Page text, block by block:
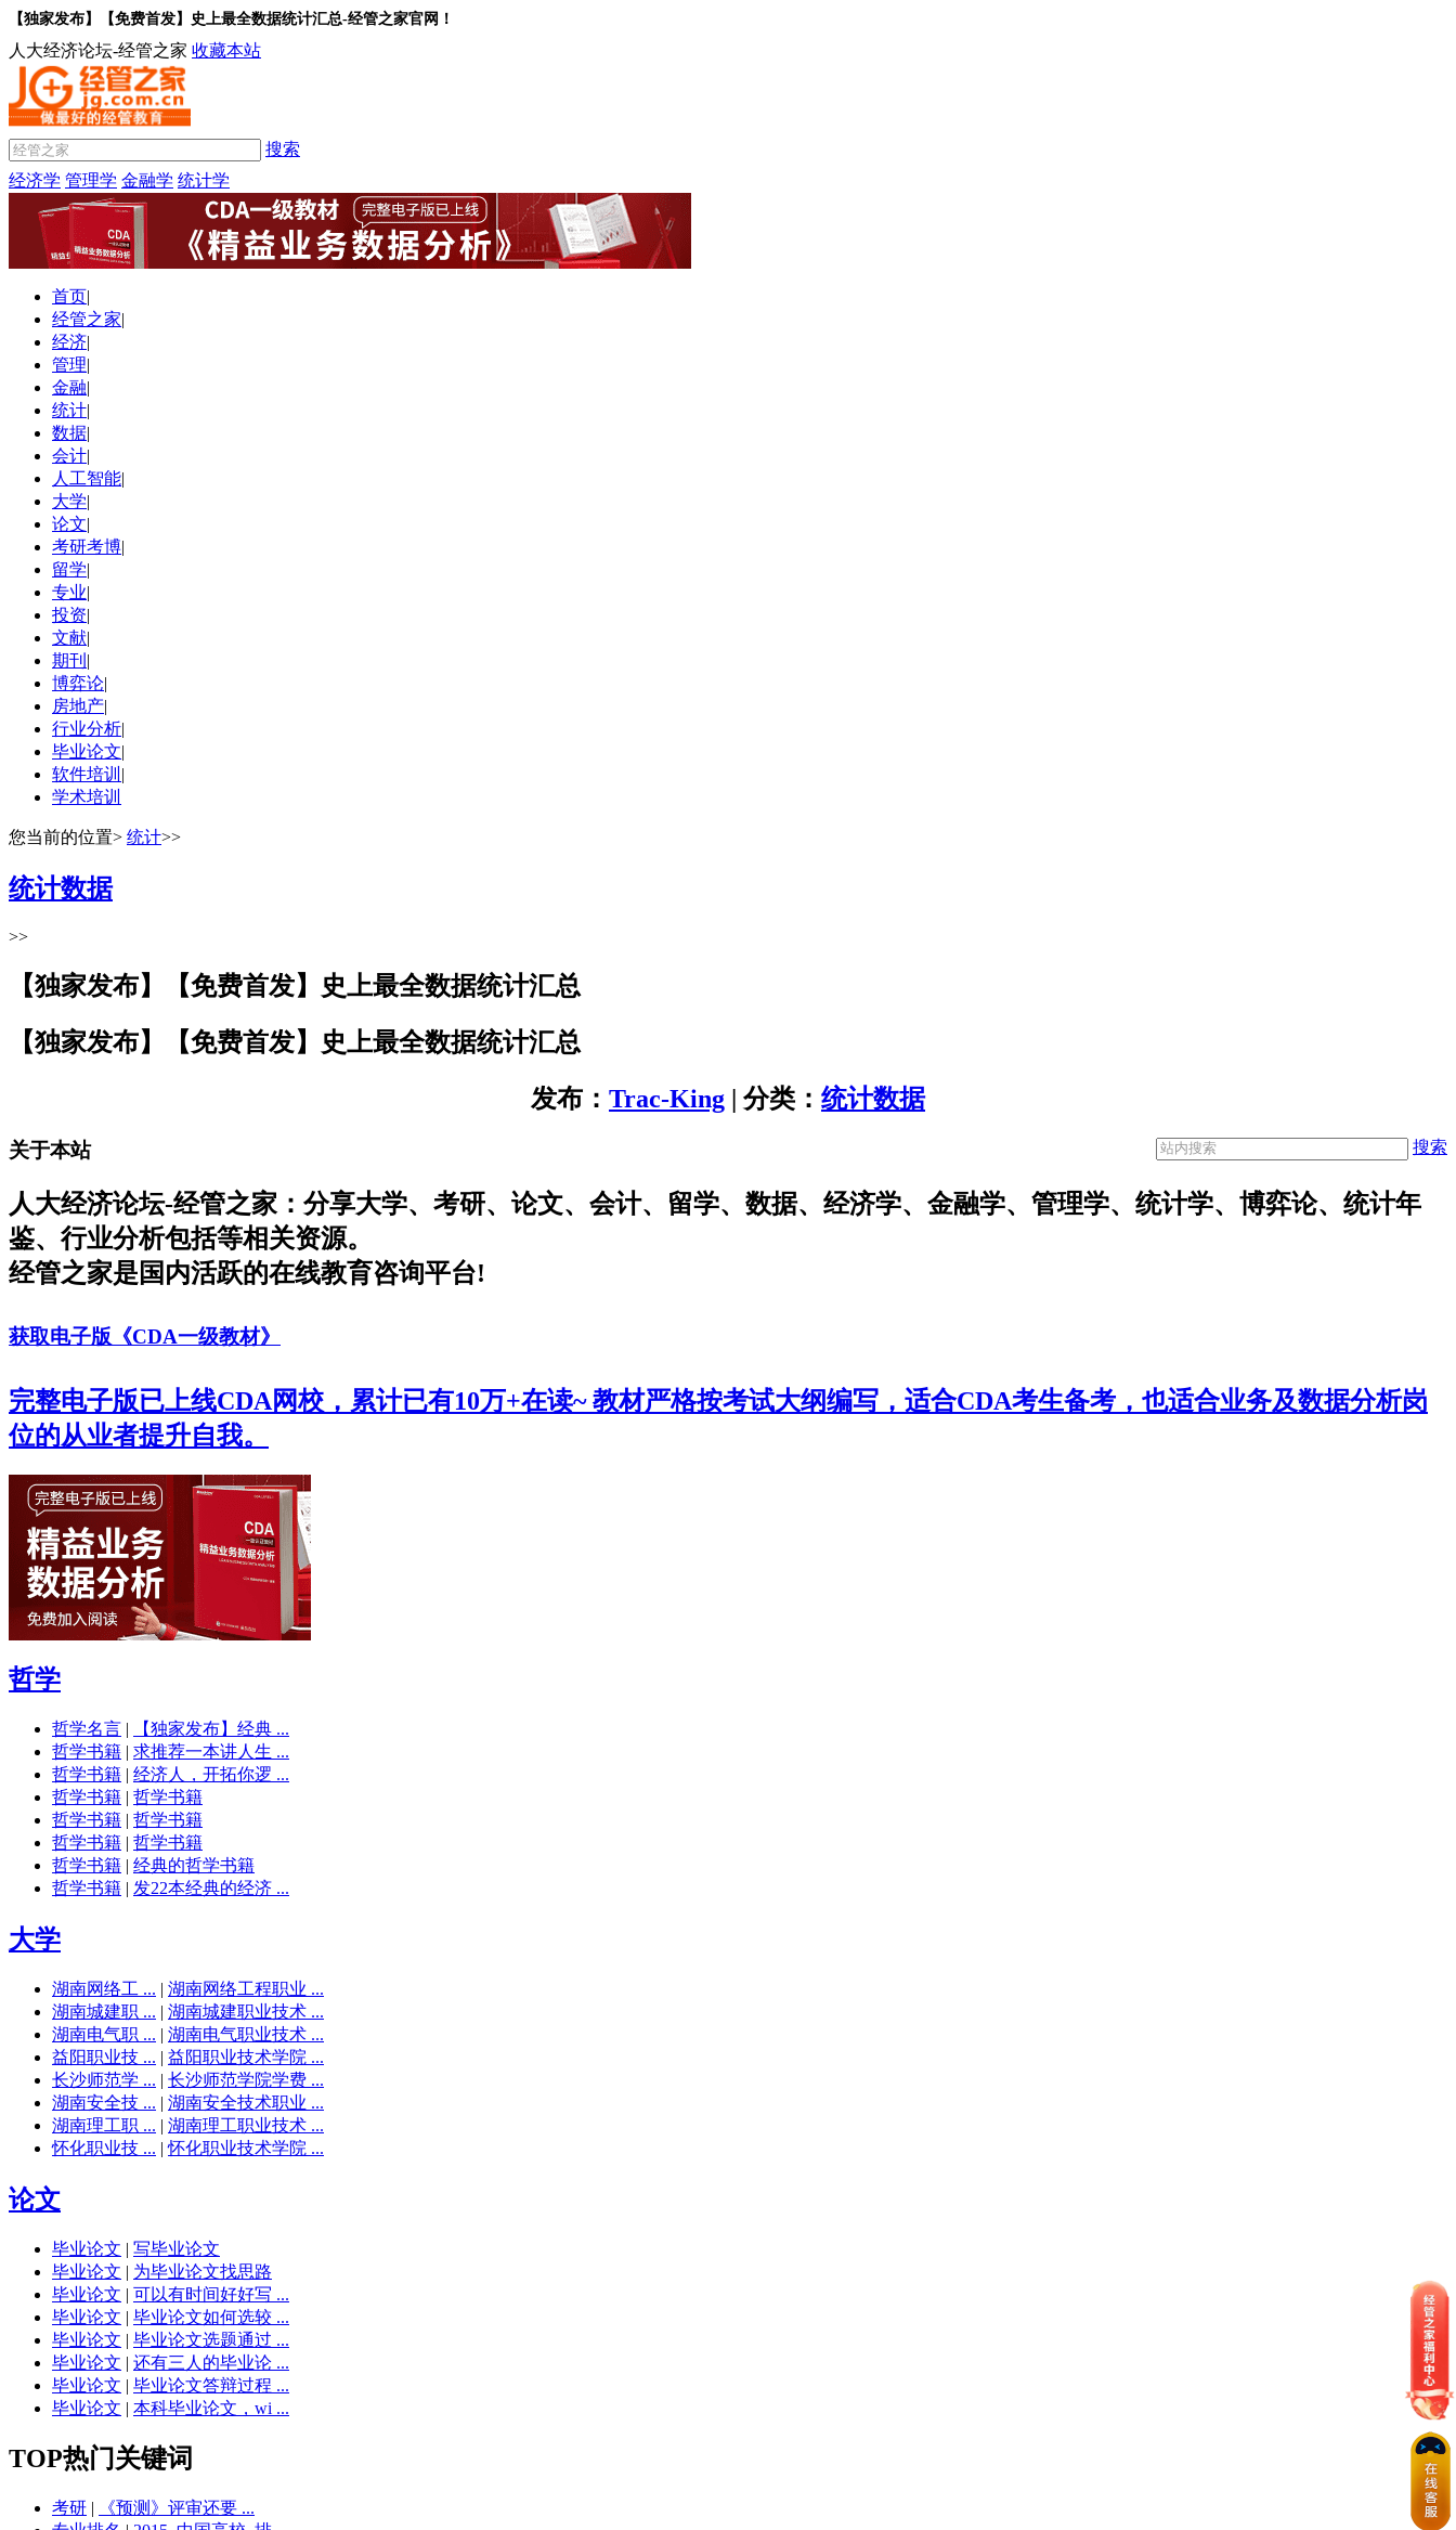
【独家发布】【免费首发】史上最全数据统计汇总-经管之家官网！
人大经济论坛-经管之家 收藏本站
搜索
经济学 管理学 金融学 统计学
首页|
经管之家|
经济|
管理|
金融|
统计|
数据|
会计|
人工智能|
大学|
论文|
考研考博|
留学|
专业|
投资|
文献|
期刊 |
博弈论|
房地产|
行业分析|
毕业论文|
软件培训 |
学术培训
您当前的位置> 统计>>
统计数据
>>
【独家发布】【免费首发】史上最全数据统计汇总
【独家发布】【免费首发】史上最全数据统计汇总
发布： Trac-King | 分类： 统计数据
搜索
关于本站
人大经济论坛-经管之家：分享大学、考研、论文、会计、留学、数据、经济学、金融学、管理学、统计学、博弈论、统计年
鉴、行业分析包括等相关资源。
经管之家是国内活跃的在线教育咨询平台!
获取电子版《CDA一级教材》
完整电子版已上线CDA网校，累计已有10万+在读~ 教材严格按考试大纲编写，适合CDA考生备考，也适合业务及数据分析岗
位的从业者提升自我。
哲学
哲学名言 |
【独家发布】经典 ...
哲学书籍 | 求推荐一本讲人生 ...
哲学书籍 | 经济人，开拓你逻 ...
哲学书籍 | 哲学书籍
哲学书籍 | 哲学书籍
哲学书籍 | 哲学书籍
哲学书籍 | 经典的哲学书籍
哲学书籍 | 发22本经典的经济 ...
大学
湖南网络工 ... | 湖南网络工程职业 ...
湖南城建职 ... | 湖南城建职业技术 ...
湖南电气职 ... | 湖南电气职业技术 ...
益阳职业技 ... | 益阳职业技术学院 ...
长沙师范学 ... | 长沙师范学院学费 ...
湖南安全技 ... | 湖南安全技术职业 ...
湖南理工职 ... | 湖南理工职业技术 ...
怀化职业技 ... |怀化职业技术学院 ...
论文
毕业论文 | 写毕业论文
毕业论文 | 为毕业论文找思路
毕业论文 | 可以有时间好好写 ...
毕业论文 | 毕业论文如何选较 ...
毕业论文 | 毕业论文选题通过 ...
毕业论文 | 还有三人的毕业论 ...
毕业论文 | 毕业论文答辩过程 ...
毕业论文 | 本科毕业论文，wi ...
TOP热门关键词
考研 |
《预测》评审还要 ...